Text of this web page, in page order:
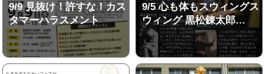
9/9 見抜け！許すな！カス
タマーハラスメント
9/5 心も体もスウィングス
ウィング 黒松錬太郎…